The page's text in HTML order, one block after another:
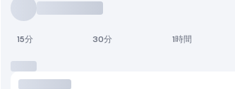
15分 30分 1時間